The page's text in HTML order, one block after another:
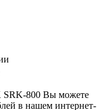
SRK-800 Вы можете
в нашем интернет-